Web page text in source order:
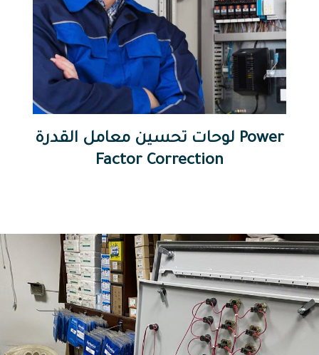
لوحات تحسين معامل القدرة Power
Factor Correction